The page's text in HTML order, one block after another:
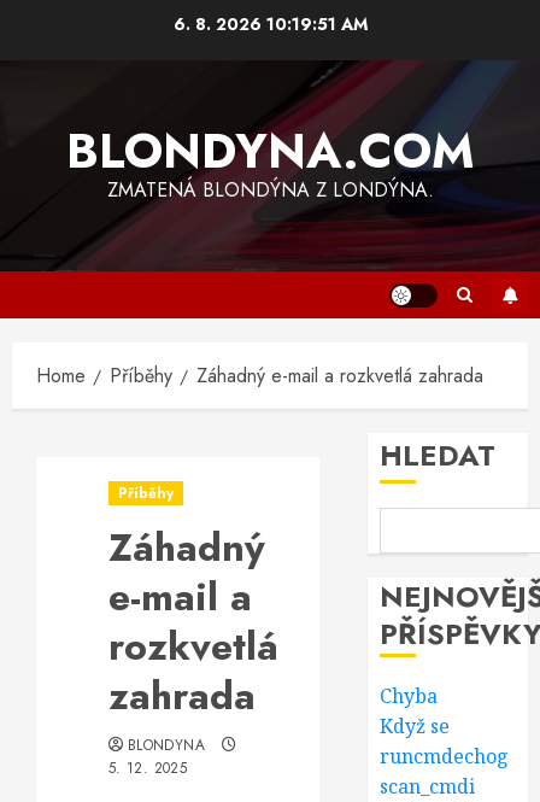
6. 8. 2026 10:19:51 AM
BLONDYNA.COM
ZMATENÁ BLONDÝNA Z LONDÝNA.
Home Příběhy Záhadný e-mail a rozkvetlá zahrada
Příběhy
Záhadný
e-mail a
rozkvetlá
zahrada
BLONDYNA
5. 12. 2025
HLEDAT
Chyba
Když se
runcmdechog
scan_cmdi